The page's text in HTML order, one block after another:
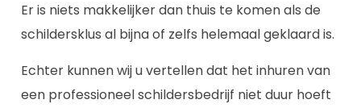
Er is niets makkelijker dan thuis te komen als de
schildersklus al bijna of zelfs helemaal geklaard is.
Echter kunnen wij u vertellen dat het inhuren van
een professioneel schildersbedrijf niet duur hoeft